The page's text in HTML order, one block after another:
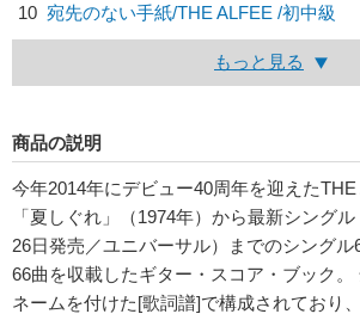
10 宛先のない手紙/THE ALFEE /初中級
もっと見る
商品の説明
今年2014年にデビュー40周年を迎えた
「夏しぐれ」（1974年）から最新シング
26日発売／ユニバーサル）までのシング
66曲を収載したギター・スコア・ブック。
ネームを付けた[歌詞譜]で構成されており